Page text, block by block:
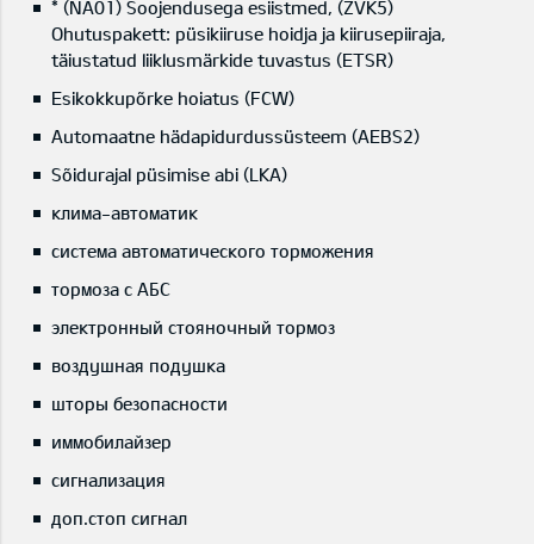
* (NA01) Soojendusega esiistmed, (ZVK5)
Ohutuspakett: püsikiiruse hoidja ja kiirusepiiraja,
täiustatud liiklusmärkide tuvastus (ETSR)
Esikokkupõrke hoiatus (FCW)
Automaatne hädapidurdussüsteem (AEBS2)
Sõidurajal püsimise abi (LKA)
клима-автоматик
система автоматического торможения
тормоза с АБС
электронный стояночный тормоз
воздушная подушка
шторы безопасности
иммобилайзер
сигнализация
доп.стоп сигнал